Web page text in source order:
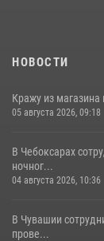
НОВОСТИ
Кражу из магазина
05 августа 2026, 09:18
В Чебоксарах
ночног...
04 августа 2026, 10:36
В Чувашии
прове...